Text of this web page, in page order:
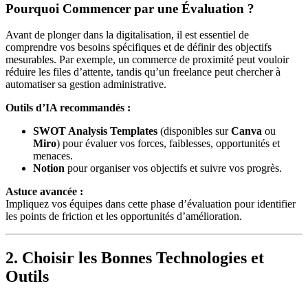
Pourquoi Commencer par une Évaluation ?
Avant de plonger dans la digitalisation, il est essentiel de
comprendre vos besoins spécifiques et de définir des objectifs
mesurables. Par exemple, un commerce de proximité peut vouloir
réduire les files d’attente, tandis qu’un freelance peut chercher à
automatiser sa gestion administrative.
Outils d’IA recommandés :
SWOT Analysis Templates (disponibles surCanva ou
Miro) pour évaluer vos forces, faiblesses, opportunités et
menaces.
Notion pour organiser vos objectifs et suivre vos progrès.
Astuce avancée :
Impliquez vos équipes dans cette phase d’évaluation pour identifier
les points de friction et les opportunités d’amélioration.
2. Choisir les Bonnes Technologies et
Outils